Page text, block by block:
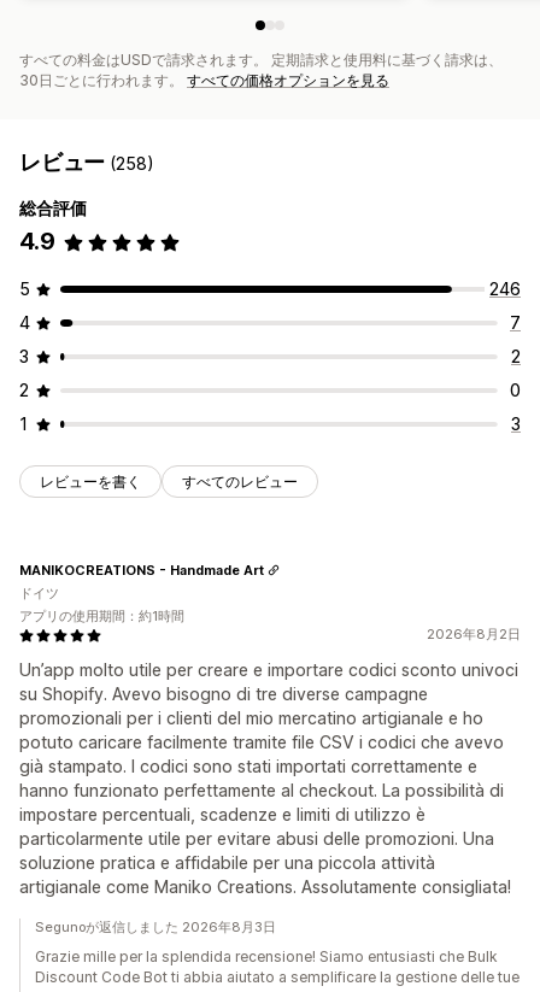
すべての料金はUSDで請求されます。 定期請求と使用料に基づく請求は、
30日ごとに行われます。 すべての価格オプションを見る
レビュー (258)
総合評価
4.9
5
246
4
7
3
2
2
0
1
3
レビューを書く すべてのレビュー
2026年8月2日
Un’app molto utile per creare e importare codici sconto univoci
su Shopify. Avevo bisogno di tre diverse campagne
promozionali per i clienti del mio mercatino artigianale e ho
potuto caricare facilmente tramite file CSV i codici che avevo
già stampato. I codici sono stati importati correttamente e
hanno funzionato perfettamente al checkout. La possibilità di
impostare percentuali, scadenze e limiti di utilizzo è
particolarmente utile per evitare abusi delle promozioni. Una
soluzione pratica e affidabile per una piccola attività
artigianale come Maniko Creations. Assolutamente consigliata!
MANIKOCREATIONS - Handmade Art
ドイツ
アプリの使用期間：約1時間
Segunoが返信しました 2026年8月3日
Grazie mille per la splendida recensione! Siamo entusiasti che Bulk
Discount Code Bot ti abbia aiutato a semplificare la gestione delle tue